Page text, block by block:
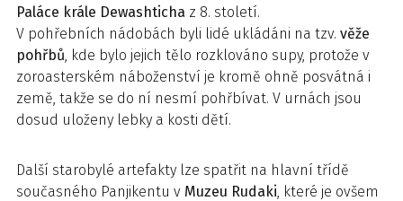
Paláce krále Dewashticha z 8. století.
V pohřebních nádobách byli lidé ukládáni na tzv. věže
pohřbů , kde bylo jejich tělo rozklováno supy, protože v
zoroasterském náboženství je kromě ohně posvátná i
země, takže se do ní nesmí pohřbívat. V urnách jsou
dosud uloženy lebky a kosti dětí.
Další starobylé artefakty lze spatřit na hlavní třídě
současného Panjikentu v Muzeu Rudaki , které je ovšem